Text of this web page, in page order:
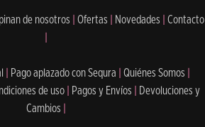
de nosotros Ofertas Novedades
Contacto
Pago aplazado con Sequra Quiénes Somos
de uso Pagos y Envíos
Devoluciones y
Cambios